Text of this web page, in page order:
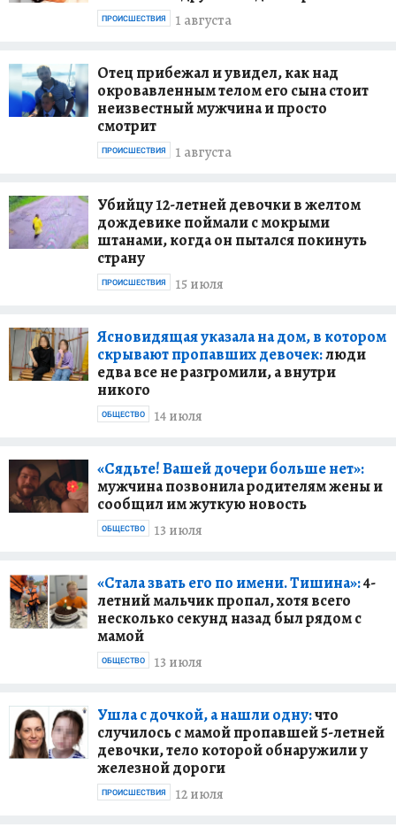
1 августа
ПРОИСШЕСТВИЯ
Отец прибежал и увидел, как над
окровавленным телом его сына стоит
неизвестный мужчина и просто
смотрит
1 августа
ПРОИСШЕСТВИЯ
Убийцу 12-летней девочки в желтом
дождевике поймали с мокрыми
штанами, когда он пытался покинуть
страну
15 июля
ПРОИСШЕСТВИЯ
Ясновидящая указала на дом, в котором
скрывают пропавших девочек:люди
едва все не разгромили, а внутри
никого
14 июля
ОБЩЕСТВО
«Сядьте! Вашей дочери больше нет»:
мужчина позвонила родителям жены и
сообщил им жуткую новость
13 июля
ОБЩЕСТВО
«Стала звать его по имени. Тишина»:4-
летний мальчик пропал, хотя всего
несколько секунд назад был рядом с
мамой
13 июля
ОБЩЕСТВО
Ушла с дочкой, а нашли одну:что
случилось с мамой пропавшей 5-летней
девочки, тело которой обнаружили у
железной дороги
12 июля
ПРОИСШЕСТВИЯ